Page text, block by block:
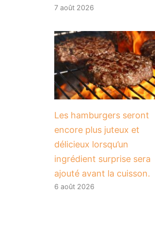
7 août 2026
Les hamburgers seront
encore plus juteux et
délicieux lorsqu’un
ingrédient surprise sera
ajouté avant la cuisson.
6 août 2026